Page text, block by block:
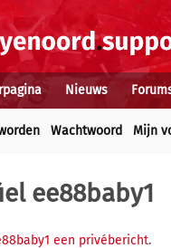
Nieuws
Wachtwoord Mijn
ee88baby1
een privébericht.